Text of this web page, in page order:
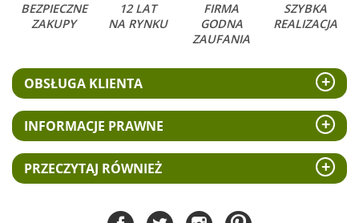
BEZPIECZNE
ZAKUPY
12 LAT
NA RYNKU
FIRMA
GODNA
ZAUFANIA
SZYBKA
REALIZACJA
OBSŁUGA KLIENTA
INFORMACJE PRAWNE
PRZECZYTAJ RÓWNIEŻ